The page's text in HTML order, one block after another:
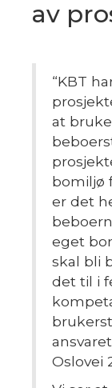
av
“KBT
at
bomiljø
er det
eget
skal bli
det til i
Oslovei